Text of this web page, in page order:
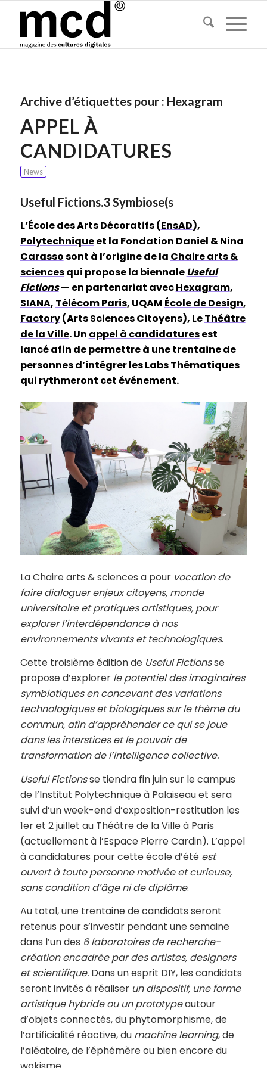
Archive d’étiquettes pour : Hexagram
APPEL À
CANDIDATURES
News
Useful Fictions.3 Symbiose(s
L’École des Arts Décoratifs (EnsAD),
Polytechniqueet la Fondation Daniel & Nina
Carassosont à l’origine de la Chaire arts &
sciencesqui propose la biennale Useful
Fictions— en partenariat avecHexagram,
SIANA, Télécom Paris, UQAM École de Design,
Factory(Arts Sciences Citoyens), LeThéâtre
de la Ville. Un appel à candidaturesest
lancé afin de permettre à une trentaine de
personnes d’intégrer les Labs Thématiques
qui rythmeront cet événement.
La Chaire arts & sciences a pourvocation de
faire dialoguer enjeux citoyens, monde
universitaire et pratiques artistiques, pour
explorer l’interdépendance à nos
environnements vivants et technologiques.
Cette troisième édition de Useful Fictionsse
propose d’explorerle potentiel des imaginaires
symbiotiques en concevant des variations
technologiques et biologiques sur le thème du
commun, afin d’appréhender ce qui se joue
dans les interstices et le pouvoir de
transformation de l’intelligence collective.
Useful Fictionsse tiendra fin juin sur le campus
de l’Institut Polytechnique à Palaiseau et sera
suivi d’un week-end d’exposition-restitution les
1er et 2 juillet au Théâtre de la Ville à Paris
(actuellement à l’Espace Pierre Cardin). L’appel
à candidatures pour cette école d’été est
ouvert à toute personne motivée et curieuse,
sans condition d’âge ni de diplôme.
Au total, une trentaine de candidats seront
retenus pour s’investir pendant une semaine
dans l’un des 6 laboratoires de recherche-
création encadrée par des artistes, designers
et scientifique. Dans un esprit DIY, les candidats
seront invités à réaliser un dispositif, une forme
artistique hybride ou un prototypeautour
d’objets connectés, du phytomorphisme, de
l’artificialité réactive, du machine learning, de
l’aléatoire, de l’éphémère ou bien encore du